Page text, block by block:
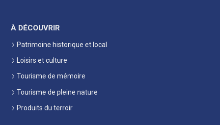
À DÉCOUVRIR
Patrimoine historique et local
Loisirs et culture
Tourisme de mémoire
Tourisme de pleine nature
Produits du terroir